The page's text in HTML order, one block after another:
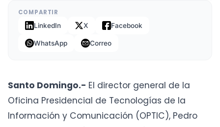
Santo Domingo.- El director general de la
Oficina Presidencial de Tecnologías de la
Información y Comunicación (OPTIC), Pedro
COMPARTIR
LinkedIn
X Facebook
WhatsApp Correo